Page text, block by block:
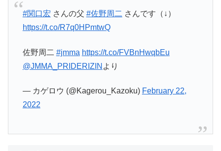
#関口宏 さんの父 #佐野周二 さんです（↓）
https://t.co/R7q0HPmtwQ
佐野周二 #jmma https://t.co/FVBnHwqbEu
@JMMA_PRIDERIZIN より
— カゲロウ (@Kagerou_Kazoku) February 22,
2022